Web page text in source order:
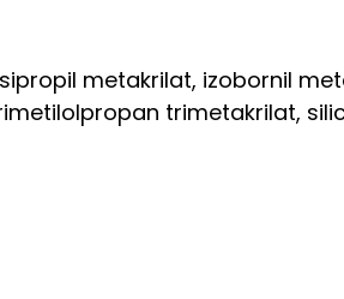
metakrilat, izobornil
trimetakrilat,